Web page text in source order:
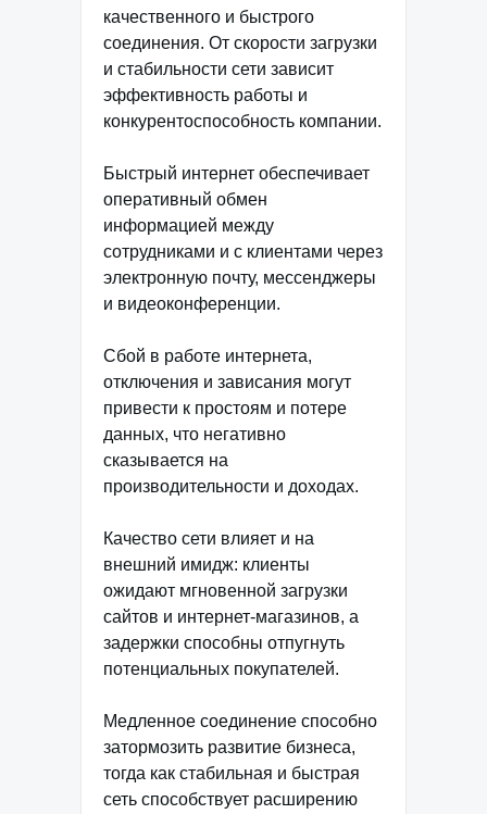
качественного и быстрого
соединения. От скорости загрузки
и стабильности сети зависит
эффективность работы и
конкурентоспособность компании.
Быстрый интернет обеспечивает
оперативный обмен
информацией между
сотрудниками и с клиентами через
электронную почту, мессенджеры
и видеоконференции.
Сбой в работе интернета,
отключения и зависания могут
привести к простоям и потере
данных, что негативно
сказывается на
производительности и доходах.
Качество сети влияет и на
внешний имидж: клиенты
ожидают мгновенной загрузки
сайтов и интернет-магазинов, а
задержки способны отпугнуть
потенциальных покупателей.
Медленное соединение способно
затормозить развитие бизнеса,
тогда как стабильная и быстрая
сеть способствует расширению